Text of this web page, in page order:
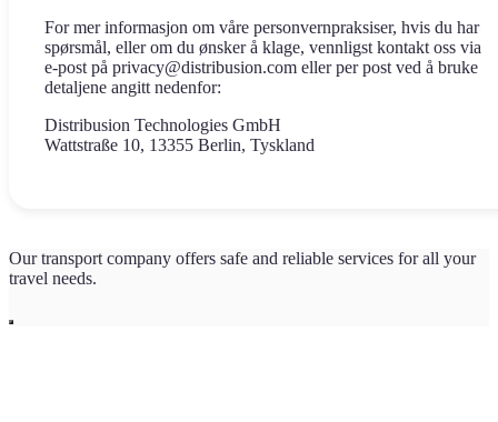
For mer informasjon om våre personvernpraksiser, hvis du har
spørsmål, eller om du ønsker å klage, vennligst kontakt oss via
e‑post på privacy@distribusion.com eller per post ved å bruke
detaljene angitt nedenfor:
Distribusion Technologies GmbH
Wattstraße 10, 13355 Berlin, Tyskland
Our transport company offers safe and reliable services for all your
travel needs.